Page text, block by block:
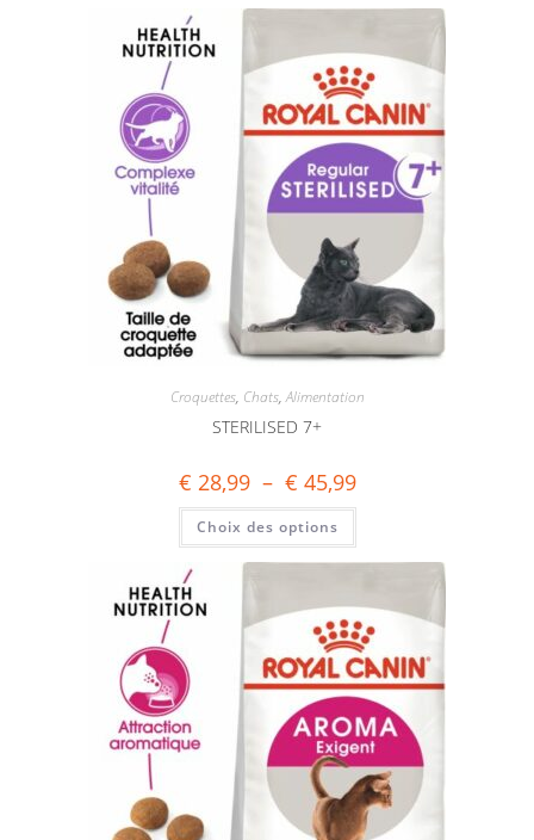
Croquettes, Chats,Alimentation
STERILISED 7+
€ 28,99 – € 45,99
Choix des options